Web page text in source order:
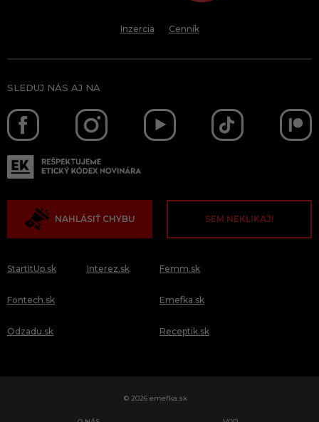
Inzercia Cenník
SLEDUJ NÁS AJ NA
NAHLÁSIŤ CHYBU SEM NEKLIKAJ!
StartItUp.sk
Fontech.sk
Odzadu.sk
Interez.sk Femm.sk
Emefka.sk
Receptik.sk
© 2026 emefka.sk